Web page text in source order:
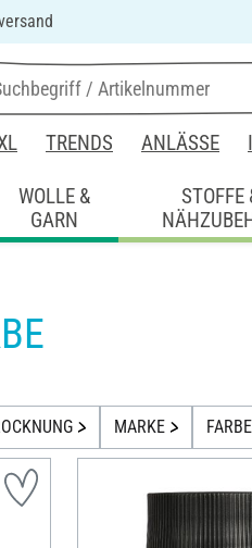
TRENDS ANLÄSSE
WOLLE &
GARN
STOFFE
MARKE FARBE